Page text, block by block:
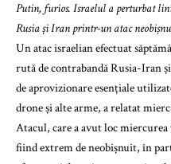
Putin, furios. Israelul a perturbat
Rusia și Iran printr-un atac
Un atac israelian efectuat
rută de contrabandă Rusia-Iran
de aprovizionare esențiale
drone și alte arme, a relatat
Atacul, care a avut loc miercurea
fiind extrem de neobișnuit, în